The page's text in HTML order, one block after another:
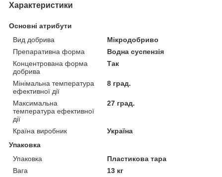
Характеристики
Основні атрибути
Вид добрива
Мікродобриво
Препаративна форма
Водна суспензія
Концентрована форма
добрива
Так
Мінімальна температура
ефективної дії
8 град.
Максимальна
температура ефективної
дії
27 град.
Країна виробник
Україна
Упаковка
Упаковка
Пластикова тара
Вага
13 кг